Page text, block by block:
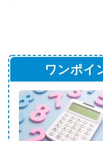
ワンポイ